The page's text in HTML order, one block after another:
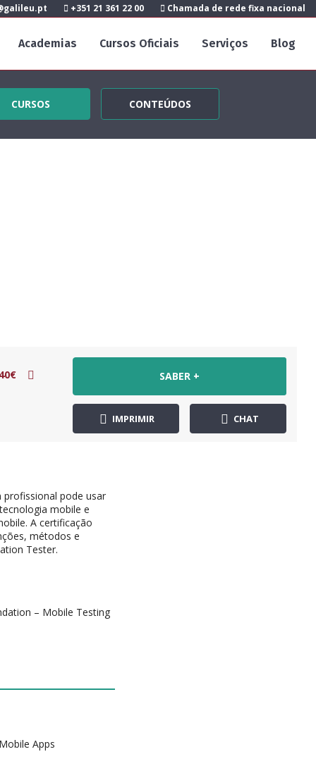
+351 21 361 22 00 Chamada de rede fixa nacional
Academias Cursos Oficiais Serviços Blog
CURSOS CONTEÚDOS
SABER +
IMPRIMIR CHAT
pode usar
mobile e
A certificação
métodos e
Tester.
– Mobile Testing
Apps